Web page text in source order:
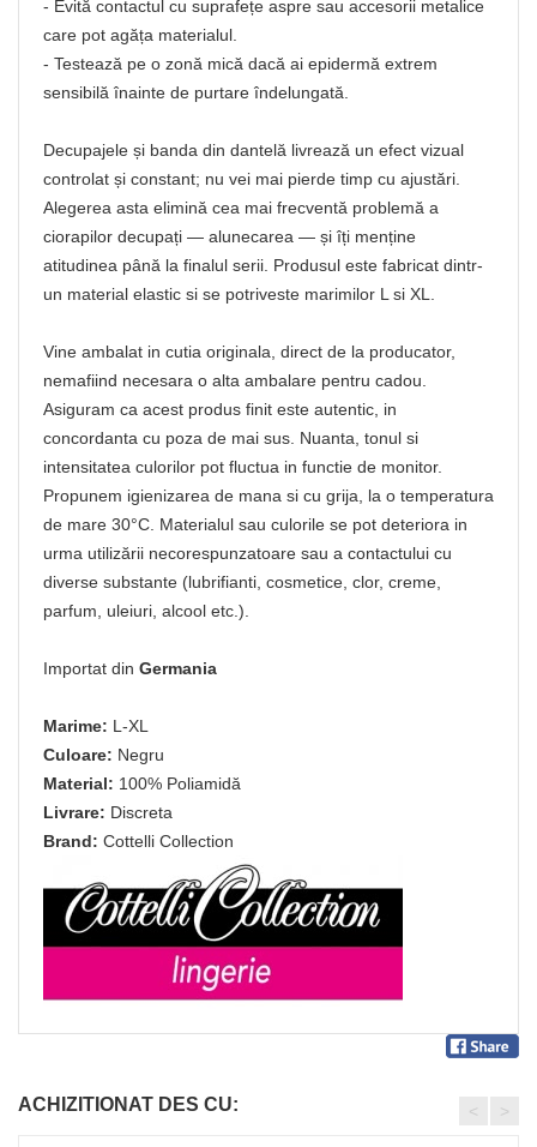
- Evită contactul cu suprafețe aspre sau accesorii metalice
care pot agăța materialul.
- Testează pe o zonă mică dacă ai epidermă extrem
sensibilă înainte de purtare îndelungată.
Decupajele și banda din dantelă livrează un efect vizual
controlat și constant; nu vei mai pierde timp cu ajustări.
Alegerea asta elimină cea mai frecventă problemă a
ciorapilor decupați — alunecarea — și îți menține
atitudinea până la finalul serii. Produsul este fabricat dintr-
un material elastic si se potriveste marimilor L si XL.
Vine ambalat in cutia originala, direct de la producator,
nemafiind necesara o alta ambalare pentru cadou.
Asiguram ca acest produs finit este autentic, in
concordanta cu poza de mai sus. Nuanta, tonul si
intensitatea culorilor pot fluctua in functie de monitor.
Propunem igienizarea de mana si cu grija, la o temperatura
de mare 30°C. Materialul sau culorile se pot deteriora in
urma utilizării necorespunzatoare sau a contactului cu
diverse substante (lubrifianti, cosmetice, clor, creme,
parfum, uleiuri, alcool etc.).
Importat din Germania
Marime: L-XL
Culoare: Negru
Material: 100% Poliamidă
Livrare: Discreta
Brand: Cottelli Collection
ACHIZITIONAT DES CU: < >